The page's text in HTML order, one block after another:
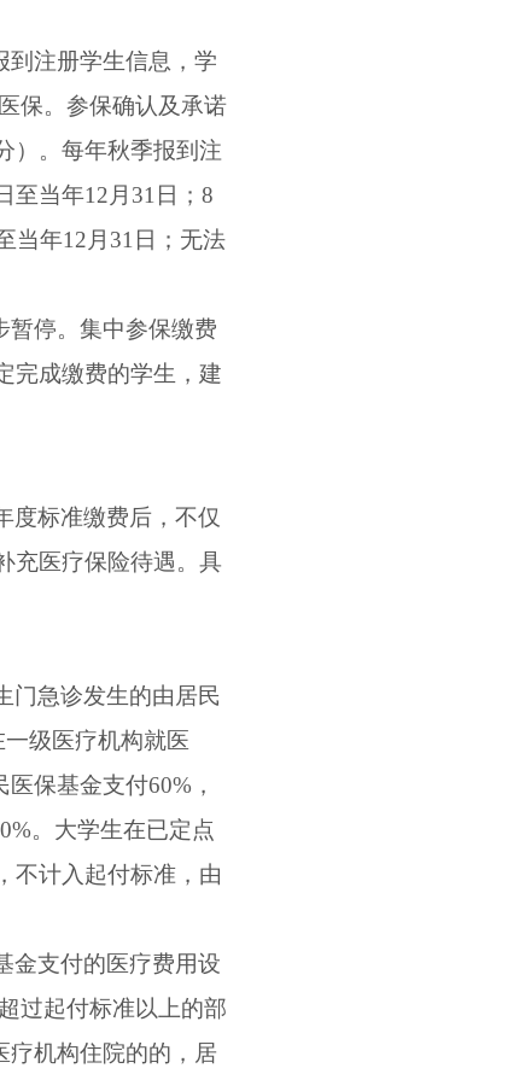
到注册学生信息，学
保。参保确认及承诺
）。每年秋季报到注
至当年12 月 31 日； 8
当年12 月 31 日；无法
暂停。集中参保缴费
完成缴费的学生，建
度标准缴费后，不仅
充医疗保险待遇。具
门急诊发生的由居民
级医疗机构就医
医保基金支付60% ，
。大学生在已定点
不计入起付标准，由
金支付的医疗费用设
过起付标准以上的部
疗机构住院的的，居